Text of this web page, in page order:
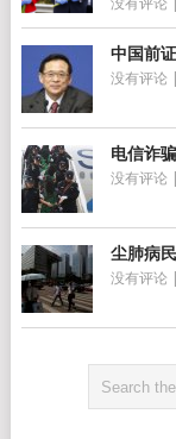
中国前
没有评论 |
电信诈
没有评论 |
尘肺病
没有评论 |